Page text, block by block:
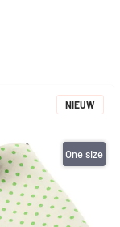
NIEUW
One size